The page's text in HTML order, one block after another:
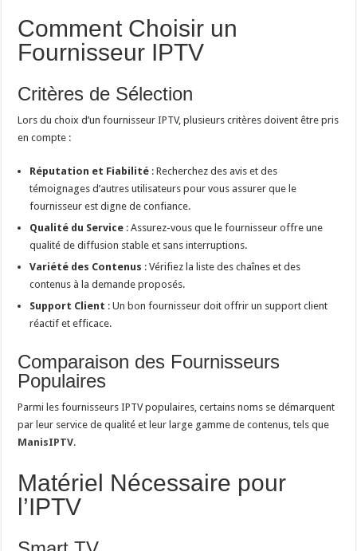
Comment Choisir un
Fournisseur IPTV
Critères de Sélection
Lors du choix d’un fournisseur IPTV, plusieurs critères doivent être pris
en compte :
Réputation et Fiabilité : Recherchez des avis et des
témoignages d’autres utilisateurs pour vous assurer que le
fournisseur est digne de confiance.
Qualité du Service : Assurez-vous que le fournisseur offre une
qualité de diffusion stable et sans interruptions.
Variété des Contenus : Vérifiez la liste des chaînes et des
contenus à la demande proposés.
Support Client : Un bon fournisseur doit offrir un support client
réactif et efficace.
Comparaison des Fournisseurs
Populaires
Parmi les fournisseurs IPTV populaires, certains noms se démarquent
par leur service de qualité et leur large gamme de contenus, tels que
ManisIPTV.
Matériel Nécessaire pour
l’IPTV